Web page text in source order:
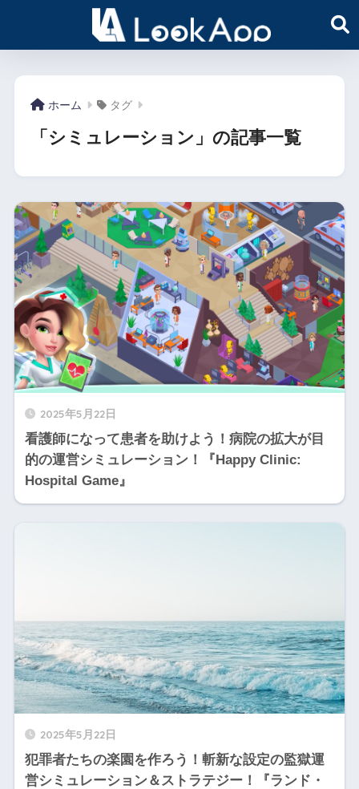
ホーム タグ
「シミュレーション」の記事一覧
2025年5月22日
看護師になって患者を助けよう！病院の拡大が目
的の運営シミュレーション！『Happy Clinic:
Hospital Game』
2025年5月22日
犯罪者たちの楽園を作ろう！斬新な設定の監獄運
営シミュレーション＆ストラテジー！『ランド・